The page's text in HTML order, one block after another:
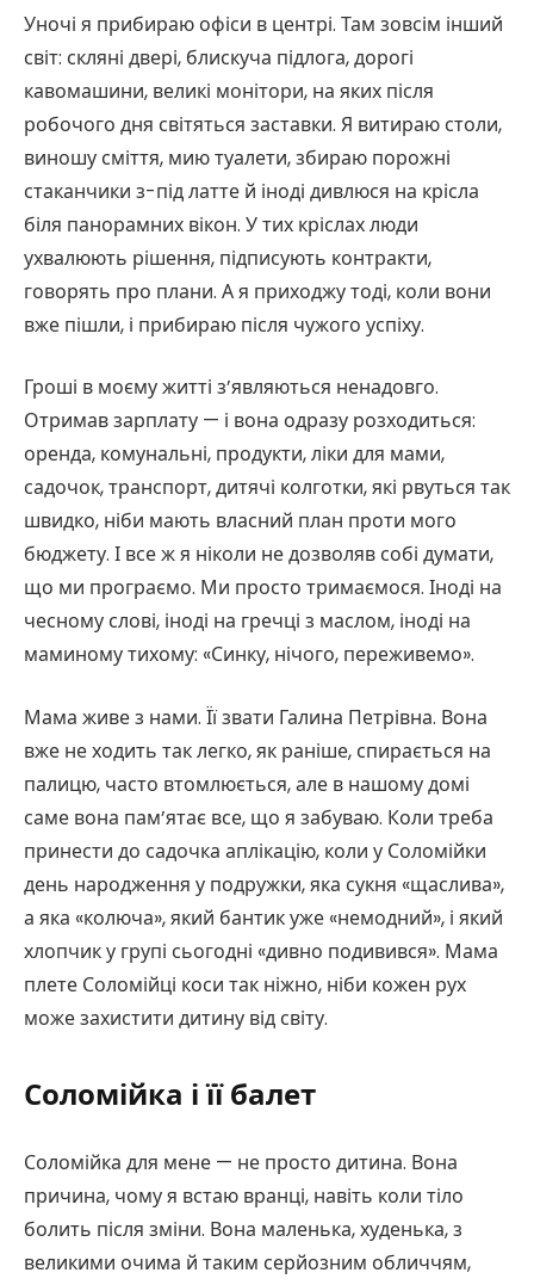
Уночі я прибираю офіси в центрі. Там зовсім інший
світ: скляні двері, блискуча підлога, дорогі
кавомашини, великі монітори, на яких після
робочого дня світяться заставки. Я витираю столи,
виношу сміття, мию туалети, збираю порожні
стаканчики з-під латте й іноді дивлюся на крісла
біля панорамних вікон. У тих кріслах люди
ухвалюють рішення, підписують контракти,
говорять про плани. А я приходжу тоді, коли вони
вже пішли, і прибираю після чужого успіху.
Гроші в моєму житті з’являються ненадовго.
Отримав зарплату — і вона одразу розходиться:
оренда, комунальні, продукти, ліки для мами,
садочок, транспорт, дитячі колготки, які рвуться так
швидко, ніби мають власний план проти мого
бюджету. І все ж я ніколи не дозволяв собі думати,
що ми програємо. Ми просто тримаємося. Іноді на
чесному слові, іноді на гречці з маслом, іноді на
маминому тихому: «Синку, нічого, переживемо».
Мама живе з нами. Її звати Галина Петрівна. Вона
вже не ходить так легко, як раніше, спирається на
палицю, часто втомлюється, але в нашому домі
саме вона пам’ятає все, що я забуваю. Коли треба
принести до садочка аплікацію, коли у Соломійки
день народження у подружки, яка сукня «щаслива»,
а яка «колюча», який бантик уже «немодний», і який
хлопчик у групі сьогодні «дивно подивився». Мама
плете Соломійці коси так ніжно, ніби кожен рух
може захистити дитину від світу.
Соломійка і її балет
Соломійка для мене — не просто дитина. Вона
причина, чому я встаю вранці, навіть коли тіло
болить після зміни. Вона маленька, худенька, з
великими очима й таким серйозним обличчям,